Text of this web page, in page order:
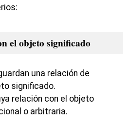
el objeto significado
una relación de
significado.
relación con el objeto
o arbitraria.